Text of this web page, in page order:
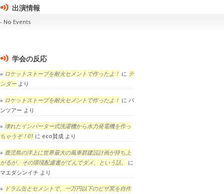
出演情報
No Events
学会の反応
ロケットストーブを耐火セメントで作ったよ！ に テ
ンダーより
ロケットストーブを耐火セメントで作ったよ！ に パ
ンツアー より
壊れたインバーター式洗濯機から水力発電機を作っ
ちゃうぞ！01 に eco賛成 より
鹿児島の洋上に世界最大の風車群建設計画が持ち上
がるが、その環境配慮書がてんでダメ、という話。
に
マエダシンイチ より
ドラム缶とセメントで、一万円以下のピザ窯を自作